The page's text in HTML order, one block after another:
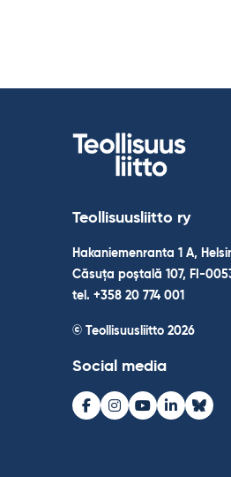
Teollisuusliitto ry
Hakaniemenranta 1 A,
Căsuța poștală 107, FI-
tel. +358 20 774 001
© Teollisuusliitto 2026
Social media
Facebook
Instagram
Youtube
LinkedIn